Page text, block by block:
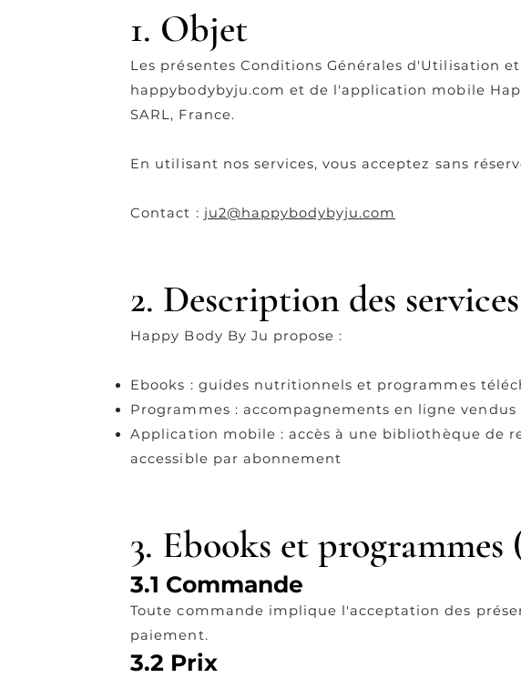
1. Objet
Les présentes Conditions Générales d'Utilisation
happybodybyju.com et de l'application mobile
SARL, France.
En utilisant nos services, vous acceptez sans
Contact : ju2@happybodybyju.com
2. Description des services
Happy Body By Ju propose :
Ebooks : guides nutritionnels et programmes
Programmes : accompagnements en ligne
Application mobile : accès à une bibliothèque de
accessible par abonnement
3. Ebooks et programmes
3.1 Commande
Toute commande implique l'acceptation des
paiement.
3.2 Prix